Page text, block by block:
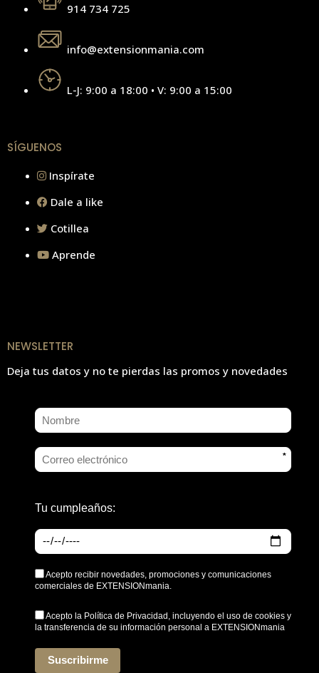
914 734 725
info@extensionmania.com
L-J: 9:00 a 18:00 • V: 9:00 a 15:00
SÍGUENOS
Inspírate
Dale a like
Cotillea
Aprende
NEWSLETTER
Deja tus datos y no te pierdas las promos y novedades
*
Tu cumpleaños:
Acepto recibir novedades, promociones y comunicaciones
comerciales de EXTENSIONmania.
Acepto la Política de Privacidad , incluyendo el uso de cookies y
la transferencia de su información personal a EXTENSIONmania
Suscribirme